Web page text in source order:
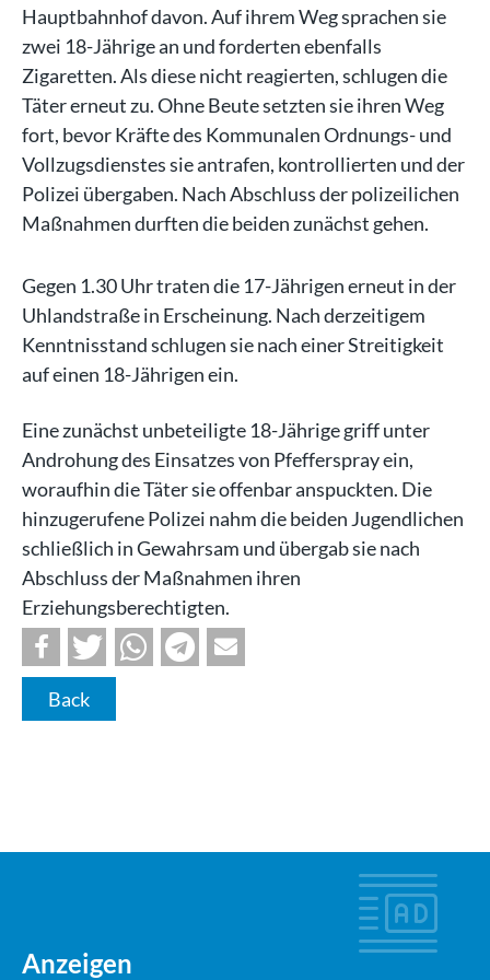
Hauptbahnhof davon. Auf ihrem Weg sprachen sie
zwei 18-Jährige an und forderten ebenfalls
Zigaretten. Als diese nicht reagierten, schlugen die
Täter erneut zu. Ohne Beute setzten sie ihren Weg
fort, bevor Kräfte des Kommunalen Ordnungs- und
Vollzugsdienstes sie antrafen, kontrollierten und der
Polizei übergaben. Nach Abschluss der polizeilichen
Maßnahmen durften die beiden zunächst gehen.
Gegen 1.30 Uhr traten die 17-Jährigen erneut in der
Uhlandstraße in Erscheinung. Nach derzeitigem
Kenntnisstand schlugen sie nach einer Streitigkeit
auf einen 18-Jährigen ein.
Eine zunächst unbeteiligte 18-Jährige griff unter
Androhung des Einsatzes von Pfefferspray ein,
woraufhin die Täter sie offenbar anspuckten. Die
hinzugerufene Polizei nahm die beiden Jugendlichen
schließlich in Gewahrsam und übergab sie nach
Abschluss der Maßnahmen ihren
Erziehungsberechtigten.
Back
Anzeigen